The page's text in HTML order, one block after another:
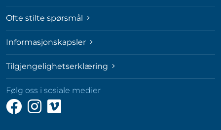
Ofte stilte spørsmål
Informasjonskapsler
Tilgjengelighetserklæring
Følg oss i sosiale medier
Følg
oss
Følg
oss
Følg
oss